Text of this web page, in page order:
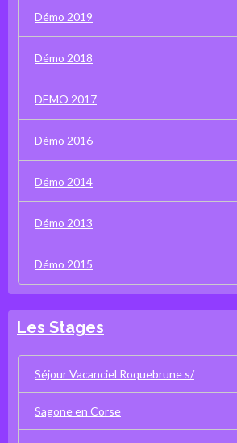
Démo 2019
Démo 2018
DEMO 2017
Démo 2016
Démo 2014
Démo 2013
Démo 2015
Les Stages
Séjour Vacanciel Roquebrune s/
Sagone en Corse